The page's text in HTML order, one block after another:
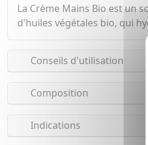
La Crème Mains Bio est un
d'huiles végétales bio, qui
Conseils d'utilisation
Composition
Indications